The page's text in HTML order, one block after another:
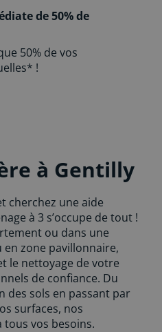
de 50% de
50% de vos
!
à Gentilly
cherchez une aide
à 3 s’occupe de tout !
ou dans une
en zone pavillonnaire,
le nettoyage de votre
de confiance. Du
des sols en passant par
surfaces, nos
vos besoins.